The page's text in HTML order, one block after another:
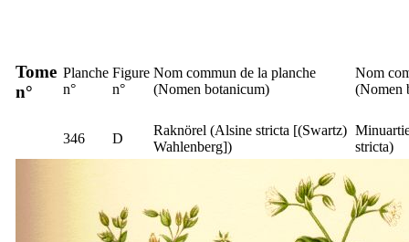
Tome
n°
Planche
n°
Figure
n°
Nom commun de la planche
(Nomen botanicum)
Nom
(Nomen
346 D
Raknörel (Alsine stricta [(Swartz)
Wahlenberg])
stricta)